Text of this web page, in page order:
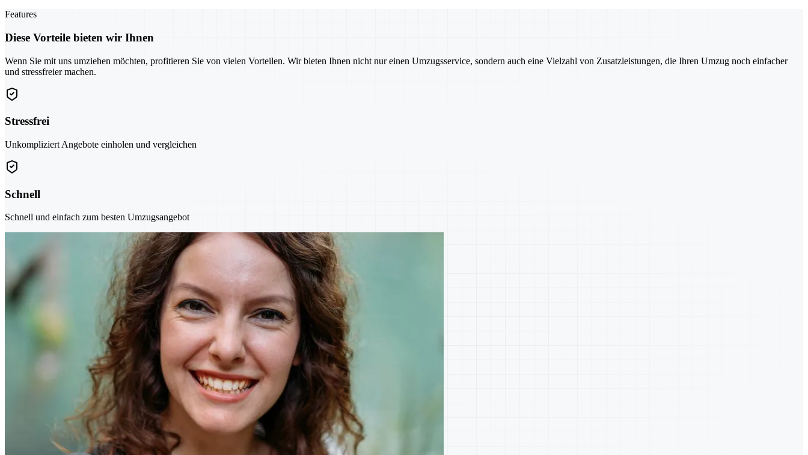
Features
Diese Vorteile bieten wir Ihnen
Wenn Sie mit uns umziehen möchten, profitieren Sie von vielen Vorteilen. Wir bieten Ihnen nicht nur einen Umzugsservice, sondern auch eine Vielzahl von Zusatzleistungen, die Ihren Umzug noch einfacher
und stressfreier machen.
Stressfrei
Unkompliziert Angebote einholen und vergleichen
Schnell
Schnell und einfach zum besten Umzugsangebot